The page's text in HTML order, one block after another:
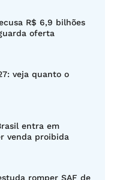
R$ 6,9 bilhões
oferta
veja quanto o
entra em
venda proibida
romper SAF de